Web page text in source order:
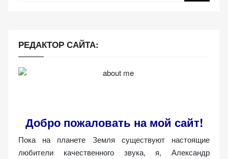
РЕДАКТОР САЙТА:
Добро пожаловать на мой сайт!
Пока на планете Земля существуют настоящие
любители качественного звука, я, Александр
вы откажетесь от
использования
cookie, некоторые
Статистические
(аналитика)